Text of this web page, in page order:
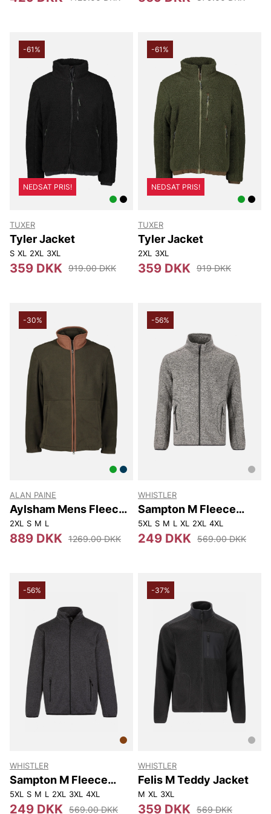
-61%
NEDSAT PRIS!
TUXER
Tyler Jacket
S XL 2XL 3XL
359 DKK 919.00 DKK
-61%
NEDSAT PRIS!
TUXER
Tyler Jacket
2XL 3XL
359 DKK 919 DKK
-30%
ALAN PAINE
Aylsham Mens Fleece
Jacket
2XL S M L
889 DKK 1269.00 DKK
-56%
WHISTLER
Sampton M Fleece
Jacket.
5XL S M L XL 2XL 4XL
249 DKK 569.00 DKK
-56%
WHISTLER
Sampton M Fleece
Jacket.
5XL S M L 2XL 3XL 4XL
249 DKK 569.00 DKK
-37%
WHISTLER
Felis M Teddy Jacket
M XL 3XL
359 DKK 569 DKK